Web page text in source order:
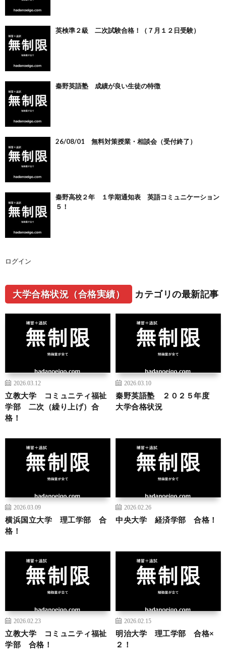
英検準２級 二次試験合格！（７月１２日受験）
秦野英語塾 成績が良い生徒の特徴
26/08/01 無料対策授業・相談会（受付終了）
秦野高校２年 １学期通知表 英語コミュニケーション
５！
ログイン
大学合格状況（合格実績） カテゴリの最新記事
2026.03.12
立教大学 コミュニティ福祉
学部 二次（繰り上げ）合
格！
2026.03.10
秦野英語塾 ２０２５年度
大学合格状況
2026.03.09
横浜国立大学 理工学部 合
格！
2026.02.26
中央大学 経済学部 合格！
2026.02.23
立教大学 コミュニティ福祉
学部 合格！
2026.02.15
明治大学 理工学部 合格×
２！